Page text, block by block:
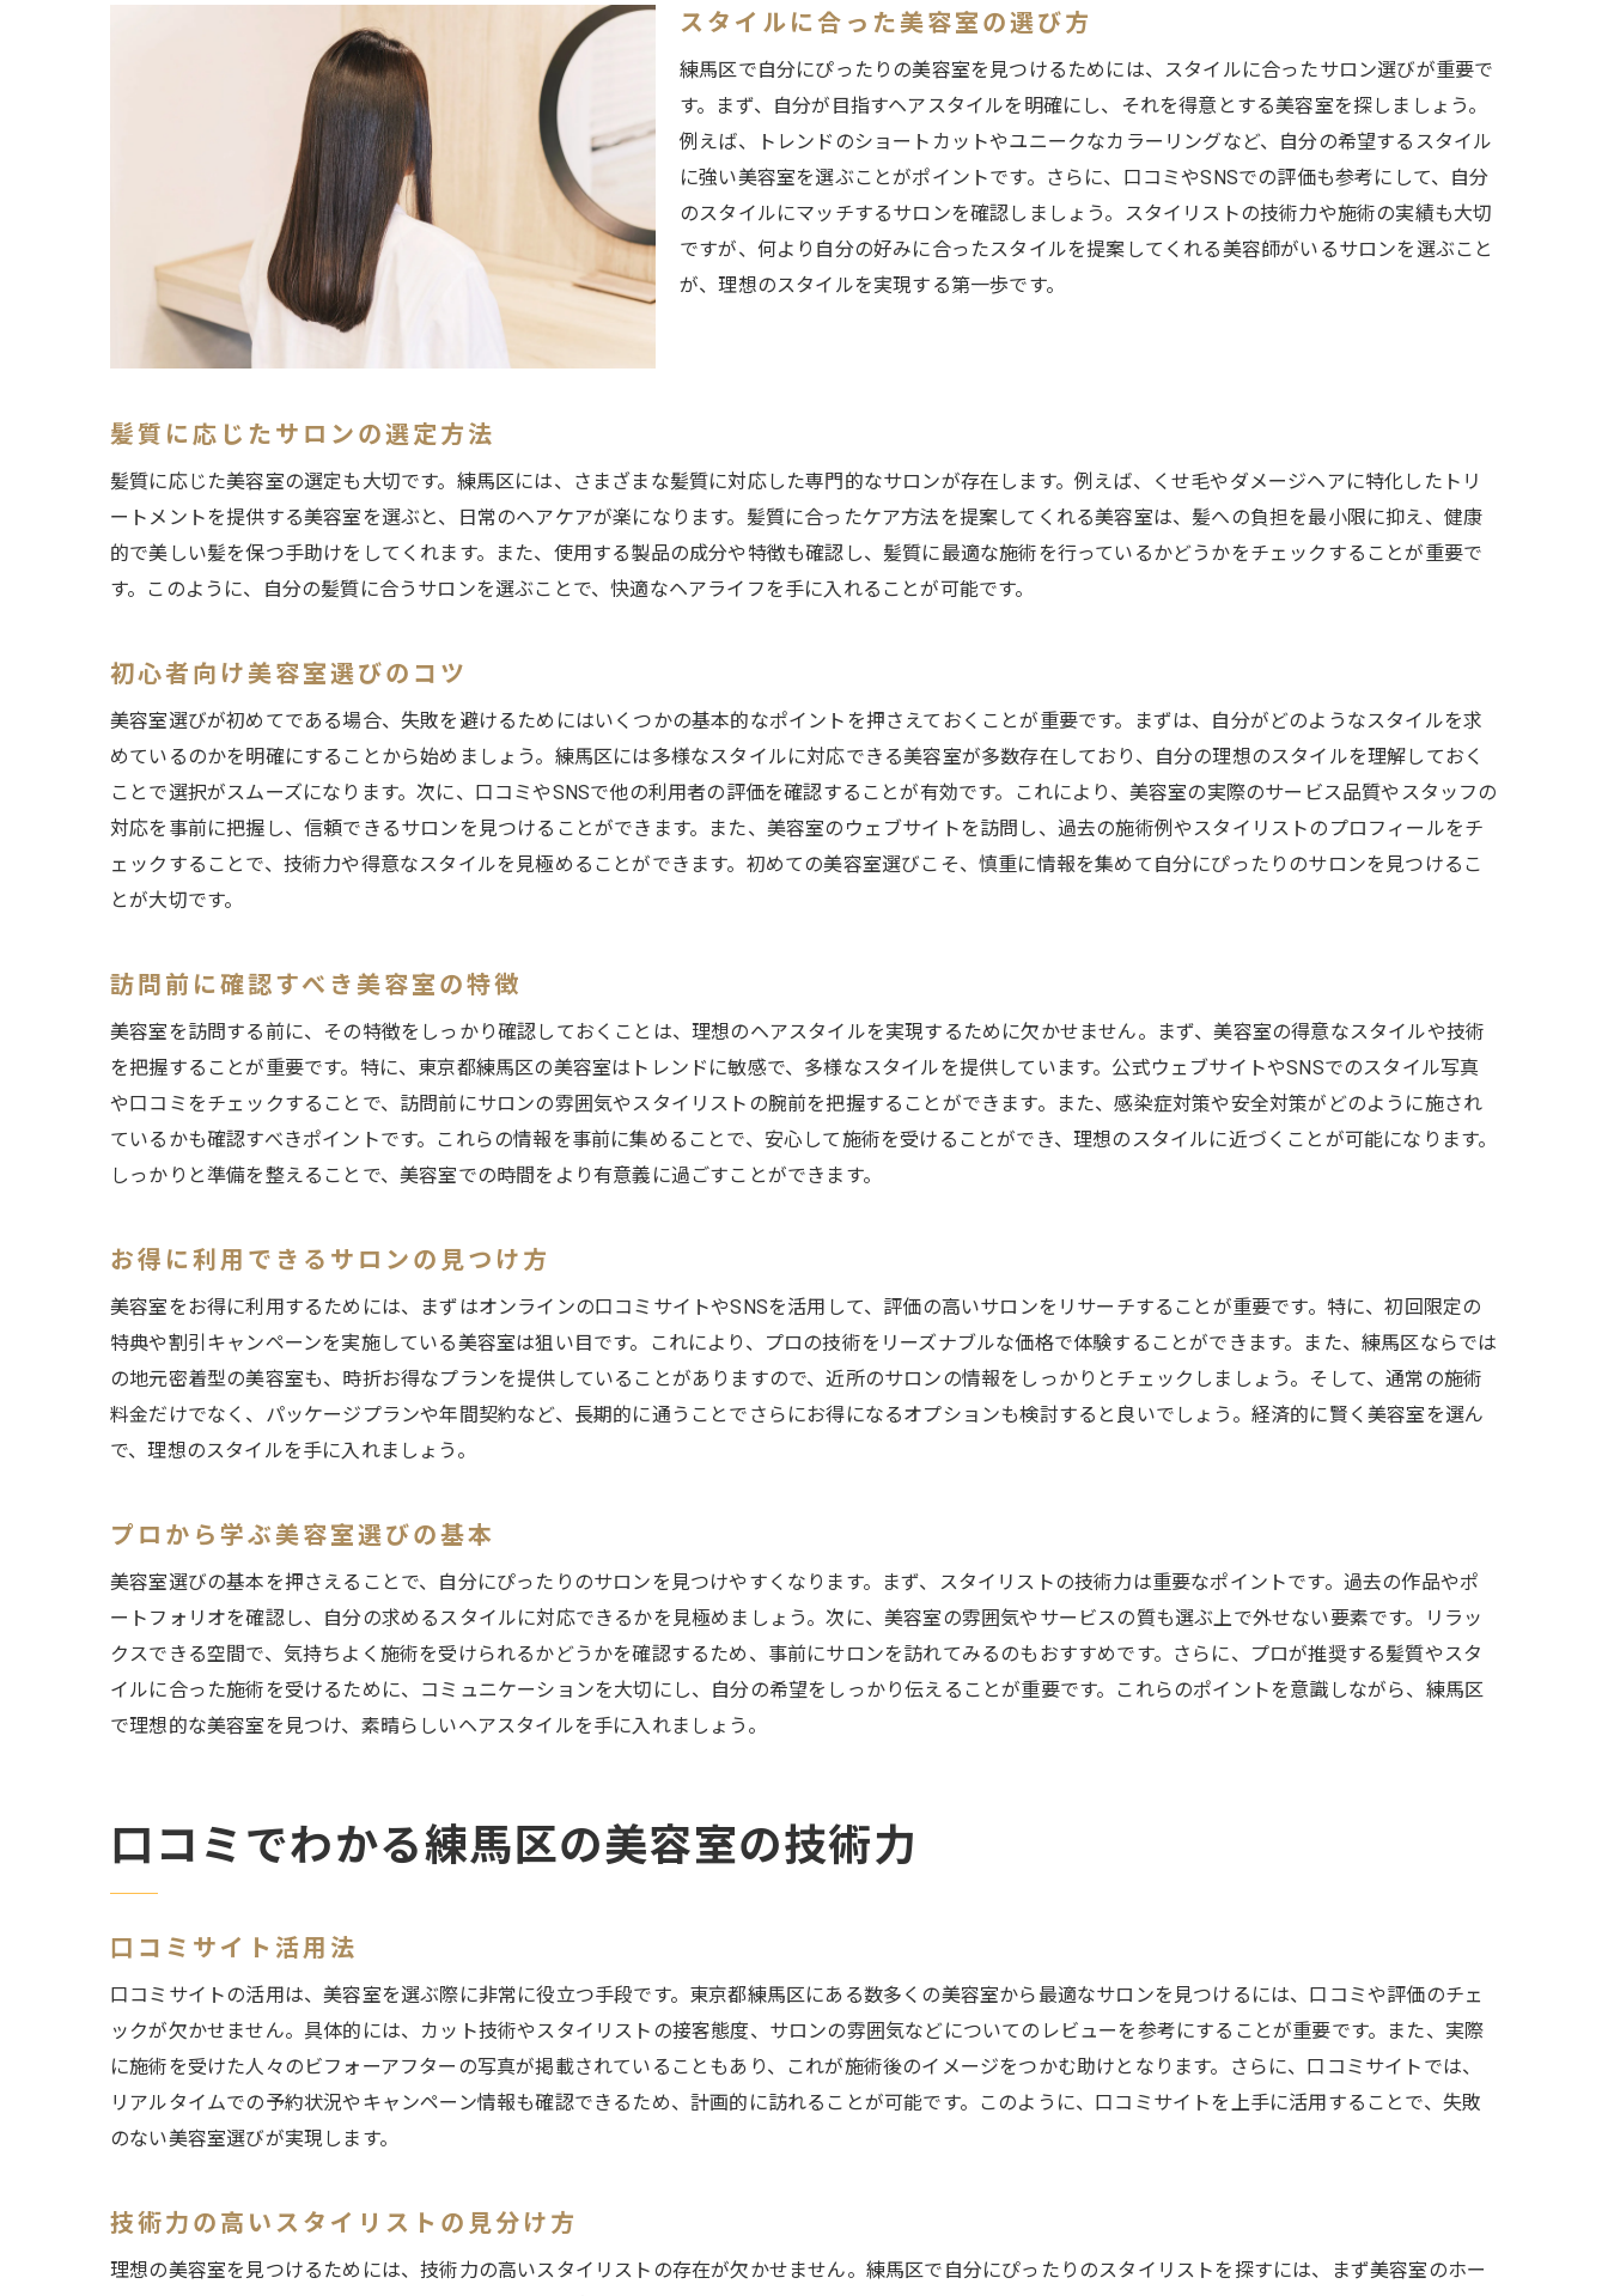
技術力の高いスタイリストの見分け方
SNSでの評価と現実のギャップ
口コミを信頼する基準とは
口コミから見える美容室の実情
自分に合った美容室を見つけるためのスタイリストとの対話
スタイリストとのコミュニケーションの重要性
要望を伝える最適な方法
駅近の美容室のメリット
駐車場完備のサロン選び
移動時間を考慮した美容室選び
練馬区の美容室選びで重要なサロンの雰囲気
おしゃれな内装のサロン探し
リラックスできる空間の重要性
サロンの雰囲気とサービスの関係性
SNS活用術で練馬区のベストな美容室を探す方法
インスタグラムで注目のサロンを見つける
SNSでのハッシュタグ検索のコツ
SNS上でのサロンの実際の評判を知る
練馬区の美容室で受けられる個性的なサービスとは
差別化されたサービス内容を持つサロン
理想のスタイルを実現する練馬区の美容室選びのコツ
スタイルに影響を与える美容室の選び方
施術前に確認すべきスタイルの詳細
最新のトレンドを取り入れたサロン選び
スタイルに合った美容室の選び方
練馬区で自分にぴったりの美容室を見つけるためには、スタイルに合ったサロン選びが重要で
す。まず、自分が目指すヘアスタイルを明確にし、それを得意とする美容室を探しましょう。
例えば、トレンドのショートカットやユニークなカラーリングなど、自分の希望するスタイル
に強い美容室を選ぶことがポイントです。さらに、口コミやSNSでの評価も参考にして、自分
のスタイルにマッチするサロンを確認しましょう。スタイリストの技術力や施術の実績も大切
ですが、何より自分の好みに合ったスタイルを提案してくれる美容師がいるサロンを選ぶこと
が、理想のスタイルを実現する第一歩です。
髪質に応じたサロンの選定方法
髪質に応じた美容室の選定も大切です。練馬区には、さまざまな髪質に対応した専門的なサロンが存在します。例えば、くせ毛やダメージヘアに特化したトリ
ートメントを提供する美容室を選ぶと、日常のヘアケアが楽になります。髪質に合ったケア方法を提案してくれる美容室は、髪への負担を最小限に抑え、健康
的で美しい髪を保つ手助けをしてくれます。また、使用する製品の成分や特徴も確認し、髪質に最適な施術を行っているかどうかをチェックすることが重要で
す。このように、自分の髪質に合うサロンを選ぶことで、快適なヘアライフを手に入れることが可能です。
初心者向け美容室選びのコツ
美容室選びが初めてである場合、失敗を避けるためにはいくつかの基本的なポイントを押さえておくことが重要です。まずは、自分がどのようなスタイルを求
めているのかを明確にすることから始めましょう。練馬区には多様なスタイルに対応できる美容室が多数存在しており、自分の理想のスタイルを理解しておく
ことで選択がスムーズになります。次に、口コミやSNSで他の利用者の評価を確認することが有効です。これにより、美容室の実際のサービス品質やスタッフの
対応を事前に把握し、信頼できるサロンを見つけることができます。また、美容室のウェブサイトを訪問し、過去の施術例やスタイリストのプロフィールをチ
ェックすることで、技術力や得意なスタイルを見極めることができます。初めての美容室選びこそ、慎重に情報を集めて自分にぴったりのサロンを見つけるこ
とが大切です。
訪問前に確認すべき美容室の特徴
美容室を訪問する前に、その特徴をしっかり確認しておくことは、理想のヘアスタイルを実現するために欠かせません。まず、美容室の得意なスタイルや技術
を把握することが重要です。特に、東京都練馬区の美容室はトレンドに敏感で、多様なスタイルを提供しています。公式ウェブサイトやSNSでのスタイル写真
や口コミをチェックすることで、訪問前にサロンの雰囲気やスタイリストの腕前を把握することができます。また、感染症対策や安全対策がどのように施され
ているかも確認すべきポイントです。これらの情報を事前に集めることで、安心して施術を受けることができ、理想のスタイルに近づくことが可能になります。
しっかりと準備を整えることで、美容室での時間をより有意義に過ごすことができます。
お得に利用できるサロンの見つけ方
美容室をお得に利用するためには、まずはオンラインの口コミサイトやSNSを活用して、評価の高いサロンをリサーチすることが重要です。特に、初回限定の
特典や割引キャンペーンを実施している美容室は狙い目です。これにより、プロの技術をリーズナブルな価格で体験することができます。また、練馬区ならでは
の地元密着型の美容室も、時折お得なプランを提供していることがありますので、近所のサロンの情報をしっかりとチェックしましょう。そして、通常の施術
料金だけでなく、パッケージプランや年間契約など、長期的に通うことでさらにお得になるオプションも検討すると良いでしょう。経済的に賢く美容室を選ん
で、理想のスタイルを手に入れましょう。
プロから学ぶ美容室選びの基本
美容室選びの基本を押さえることで、自分にぴったりのサロンを見つけやすくなります。まず、スタイリストの技術力は重要なポイントです。過去の作品やポ
ートフォリオを確認し、自分の求めるスタイルに対応できるかを見極めましょう。次に、美容室の雰囲気やサービスの質も選ぶ上で外せない要素です。リラッ
クスできる空間で、気持ちよく施術を受けられるかどうかを確認するため、事前にサロンを訪れてみるのもおすすめです。さらに、プロが推奨する髪質やスタ
イルに合った施術を受けるために、コミュニケーションを大切にし、自分の希望をしっかり伝えることが重要です。これらのポイントを意識しながら、練馬区
で理想的な美容室を見つけ、素晴らしいヘアスタイルを手に入れましょう。
口コミでわかる練馬区の美容室の技術力
口コミサイト活用法
口コミサイトの活用は、美容室を選ぶ際に非常に役立つ手段です。東京都練馬区にある数多くの美容室から最適なサロンを見つけるには、口コミや評価のチェ
ックが欠かせません。具体的には、カット技術やスタイリストの接客態度、サロンの雰囲気などについてのレビューを参考にすることが重要です。また、実際
に施術を受けた人々のビフォーアフターの写真が掲載されていることもあり、これが施術後のイメージをつかむ助けとなります。さらに、口コミサイトでは、
リアルタイムでの予約状況やキャンペーン情報も確認できるため、計画的に訪れることが可能です。このように、口コミサイトを上手に活用することで、失敗
のない美容室選びが実現します。
技術力の高いスタイリストの見分け方
理想の美容室を見つけるためには、技術力の高いスタイリストの存在が欠かせません。練馬区で自分にぴったりのスタイリストを探すには、まず美容室のホー